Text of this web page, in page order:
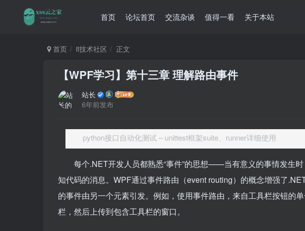
首页 论坛首页 交流杂谈 值得一看 关于本站
首页 it技术社区 正文
【WPF学习】第十三章 理解路由事件
站长
6年前发布
python接口自动化测试 – unittest框架suite、runner详细使用
每个.NET开发人员都熟悉“事件”的思想——当有意义的事情发生时
知代码的消息。WPF通过事件路由（event routing）的概念增强了
的事件由另一个元素引发。例如，使用事件路由，来自工具栏按钮的
栏，然后上传到包含工具栏的窗口。